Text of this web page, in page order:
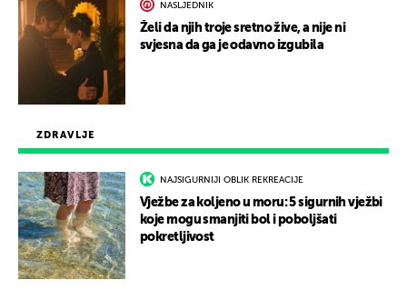
ZDRAVLJE
NAJSIGURNIJI OBLIK REKREACIJE
Vježbe za koljeno u moru: 5 sigurnih vježbi
koje mogu smanjiti bol i poboljšati
pokretljivost
NASLJEDNIK
Želi da njih troje sretno žive, a nije ni
svjesna da ga je odavno izgubila